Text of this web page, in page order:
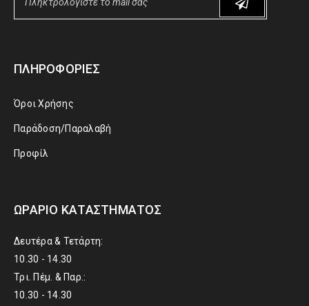
ΠΛΗΡΟΦΟΡΊΕΣ
Όροι Χρήσης
Παράδοση/Παραλαβή
Προφίλ
ΩΡΆΡΙΟ ΚΑΤΑΣΤΉΜΑΤΟΣ
Δευτέρα & Τετάρτη:
10.30 - 14.30
Τρι. Πέμ. & Παρ.:
10.30 - 14.30